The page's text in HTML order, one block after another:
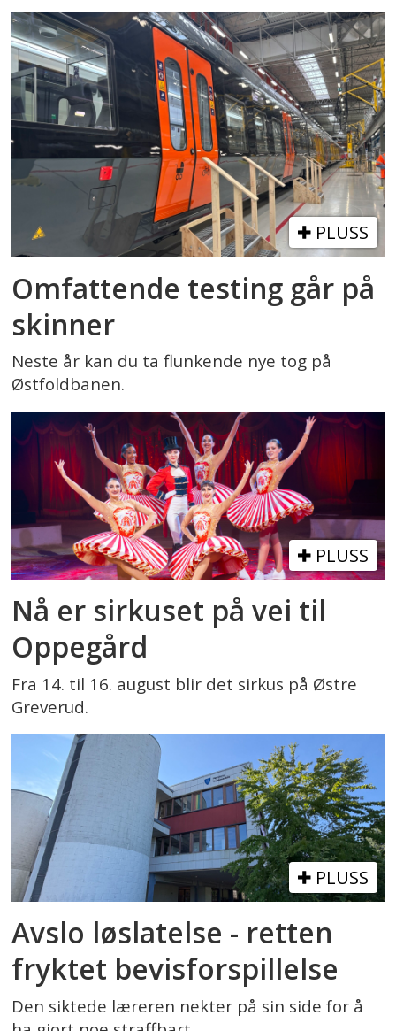
PLUSS
Omfattende testing går på
skinner
Neste år kan du ta flunkende nye tog på
Østfoldbanen.
PLUSS
Nå er sirkuset på vei til
Oppegård
Fra 14. til 16. august blir det sirkus på Østre
Greverud.
PLUSS
Avslo løslatelse - retten
fryktet bevisforspillelse
Den siktede læreren nekter på sin side for å